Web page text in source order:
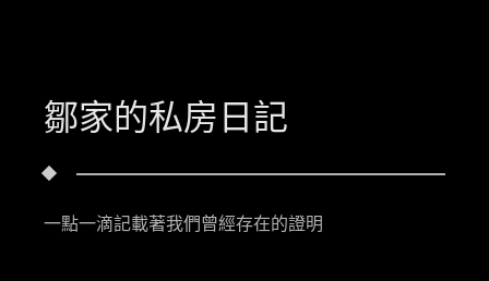
鄒家的私房日記
一點一滴記載著我們曾經存在的證明